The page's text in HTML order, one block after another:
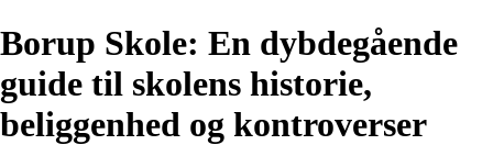
Borup Skole: En dybdegående
guide til skolens historie,
beliggenhed og kontroverser